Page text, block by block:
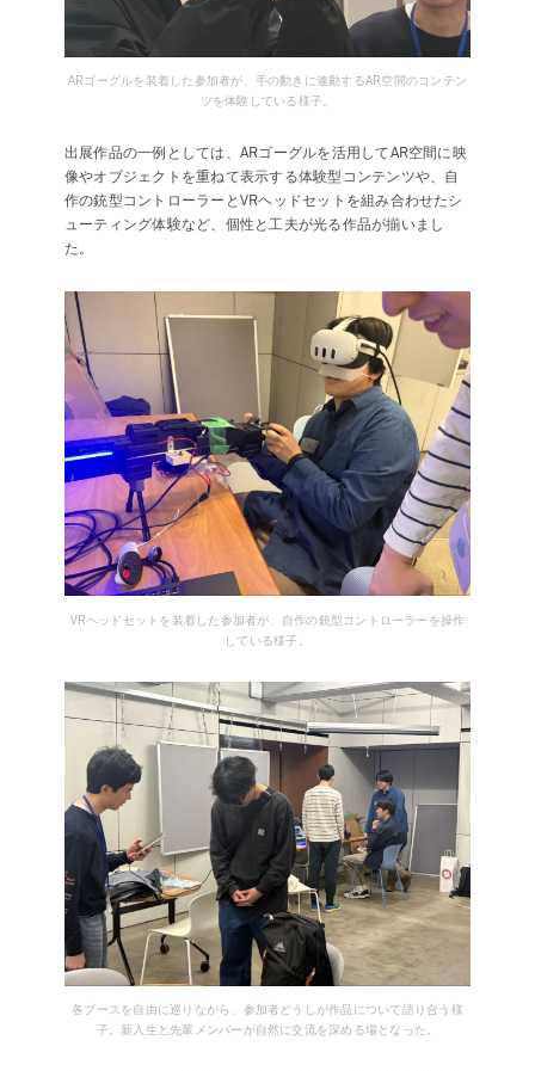
ARゴーグルを装着した参加者が、手の動きに連動するAR空間のコンテン
ツを体験している様子。
出展作品の一例としては、ARゴーグルを活用してAR空間に映
像やオブジェクトを重ねて表示する体験型コンテンツや、自
作の銃型コントローラーとVRヘッドセットを組み合わせたシ
ューティング体験など、個性と工夫が光る作品が揃いまし
た。
VRヘッドセットを装着した参加者が、自作の銃型コントローラーを操作
している様子。
各ブースを自由に巡りながら、参加者どうしが作品について語り合う様
子。新入生と先輩メンバーが自然に交流を深める場となった。